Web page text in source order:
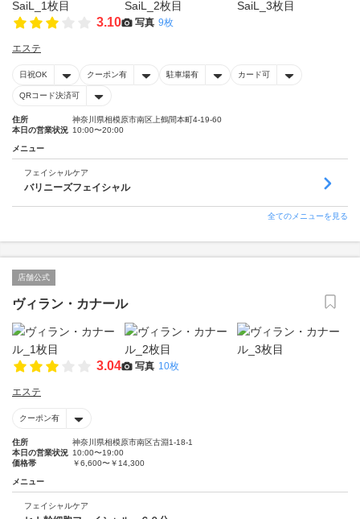
3.10 写真 9枚
エステ
日祝OK クーポン有 駐車場有 カード可
QRコード決済可
住所
神奈川県相模原市南区上鶴間本町4-19-60
本日の営業状況 10:00〜20:00
メニュー
フェイシャルケア
バリニーズフェイシャル
全てのメニューを見る
店舗公式
ヴィラン・カナール
3.04 写真 10枚
エステ
クーポン有
住所
神奈川県相模原市南区古淵1-18-1
本日の営業状況 10:00〜19:00
価格帯
￥6,600〜￥14,300
メニュー
フェイシャルケア